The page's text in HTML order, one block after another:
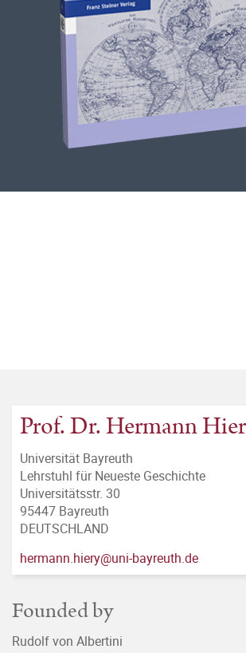
Prof. Dr. Hermann
Universität Bayreuth
Lehrstuhl für Neueste Geschichte
Universitätsstr. 30
95447 Bayreuth
DEUTSCHLAND
hermann.hiery@uni-bayreuth.de
Founded by
Rudolf von Albertini